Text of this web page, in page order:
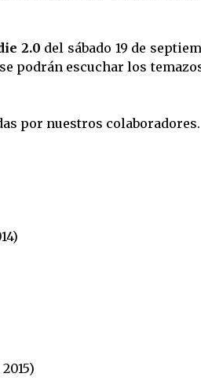
2.0 del sábado 19 de
podrán escuchar los
por nuestros colaboradores.